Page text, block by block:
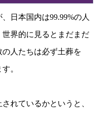
日本国内は99.99%の人
界的に見るとまだまだ
人たちは必ず土葬を
。
れているかというと、